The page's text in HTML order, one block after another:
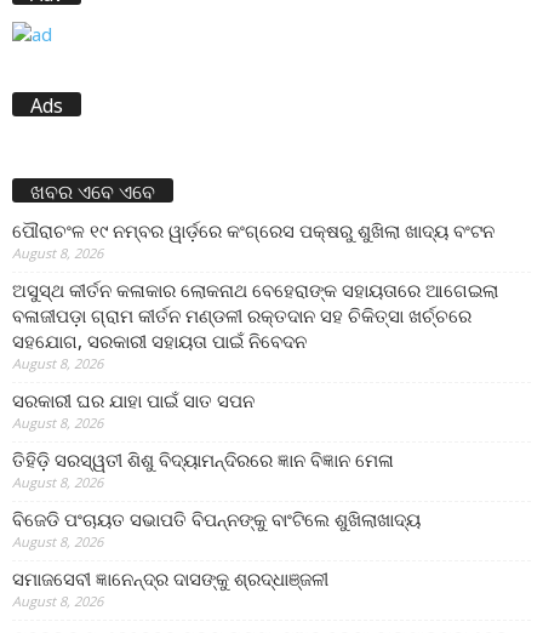
Ads
ଖବର ଏବେ ଏବେ
ପୌରାଚଂଳ ୧୯ ନମ୍ବର ୱାର୍ଡ଼ରେ କଂଗ୍ରେସ ପକ୍ଷରୁ ଶୁଖିଲା ଖାଦ୍ୟ ବଂଟନ
August 8, 2026
ଅସୁସ୍ଥ କୀର୍ତନ କଳାକାର ଲୋକନାଥ ବେହେରାଙ୍କ ସହାୟତାରେ ଆଗେଇଲା
ବଳାଜୀପଡ଼ା ଗ୍ରାମ କୀର୍ତନ ମଣ୍ଡଳୀ ରକ୍ତଦାନ ସହ ଚିକିତ୍ସା ଖର୍ଚ୍ଚରେ
ସହଯୋଗ, ସରକାରୀ ସହାୟତା ପାଇଁ ନିବେଦନ
August 8, 2026
ସରକାରୀ ଘର ଯାହା ପାଇଁ ସାତ ସପନ
August 8, 2026
ତିହିଡି଼ ସରସ୍ୱତୀ ଶିଶୁ ବିଦ୍ୟାମନ୍ଦିରରେ ଜ୍ଞାନ ବିଜ୍ଞାନ ମେଳା
August 8, 2026
ବିଜେଡି ପଂଚାୟତ ସଭାପତି ବିପନ୍ନଙ୍କୁ ବାଂଟିଲେ ଶୁଖିଲାଖାଦ୍ୟ
August 8, 2026
ସମାଜସେବୀ ଜ୍ଞାନେନ୍ଦ୍ର ଦାସଙ୍କୁ ଶ୍ରଦ୍ଧାଞ୍ଜଳୀ
August 8, 2026